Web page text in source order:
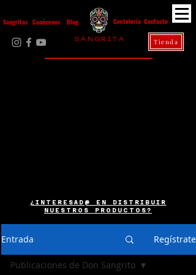
Sangritas Conócenos Contacto
Blog Coctelería
Tienda
S A N G R I T A
¿INTERESAD@ EN DISTRIBUIR
NUESTROS PRODUCTOS?
Entrada Regístrate
Publicaciones de Don Sangrito